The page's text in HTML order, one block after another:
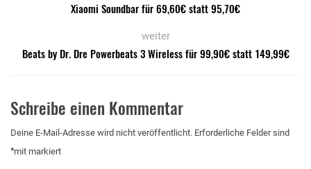
Xiaomi Soundbar für 69,60€ statt 95,70€
weiter
Beats by Dr. Dre Powerbeats 3 Wireless für 99,90€ statt 149,99€
Schreibe einen Kommentar
Deine E-Mail-Adresse wird nicht veröffentlicht. Erforderliche Felder sind
mit
* markiert